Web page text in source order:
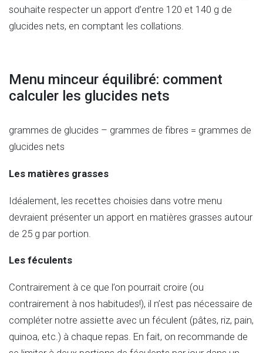
souhaite respecter un apport d’entre 120 et 140 g de
glucides nets, en comptant les collations.
Menu minceur équilibré: comment
calculer les glucides nets
grammes de glucides – grammes de fibres = grammes de
glucides nets
Les matières grasses
Idéalement, les recettes choisies dans votre menu
devraient présenter un apport en matières grasses autour
de 25 g par portion.
Les féculents
Contrairement à ce que l’on pourrait croire (ou
contrairement à nos habitudes!), il n’est pas nécessaire de
compléter notre assiette avec un féculent (pâtes, riz, pain,
quinoa, etc.) à chaque repas. En fait, on recommande de